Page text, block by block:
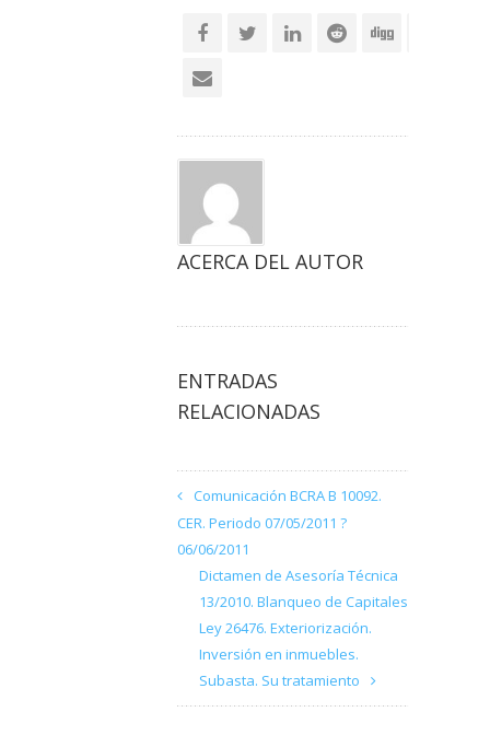
ACERCA DEL AUTOR
ENTRADAS
RELACIONADAS
Comunicación BCRA B 10092.
CER. Periodo 07/05/2011 ?
06/06/2011
Dictamen de Asesoría Técnica
13/2010. Blanqueo de Capitales
Ley 26476. Exteriorización.
Inversión en inmuebles.
Subasta. Su tratamiento